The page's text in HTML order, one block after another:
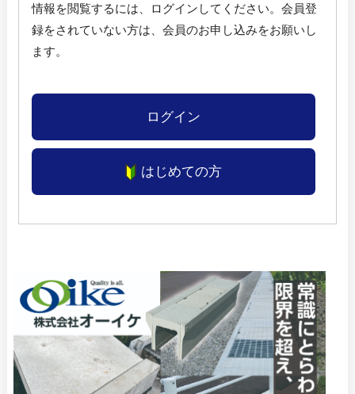
情報を閲覧するには、ログインしてください。 会員登
録をされていない方は、会員のお申し込みをお願いし
ます。
ログイン
はじめての方